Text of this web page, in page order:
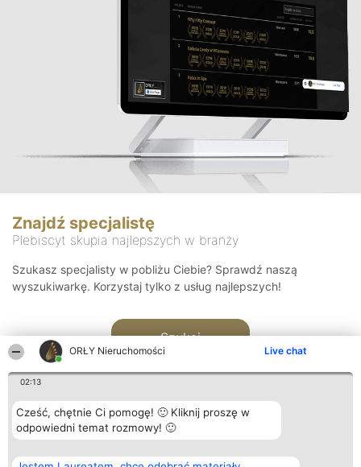
ORŁY Nieruchomości Live chat
02:13
Cześć, chętnie Ci pomogę! 🙂 Kliknij proszę w
odpowiedni temat rozmowy! 🙂
Znajdź specjalistę
Plebiscyt skupia najlepszych w branży
Szukasz specjalisty w pobliżu Ciebie? Sprawdź naszą
wyszukiwarkę. Korzystaj tylko z usług najlepszych!
Szukaj
Organizator plebiscytu Plebiscyt Kontakt